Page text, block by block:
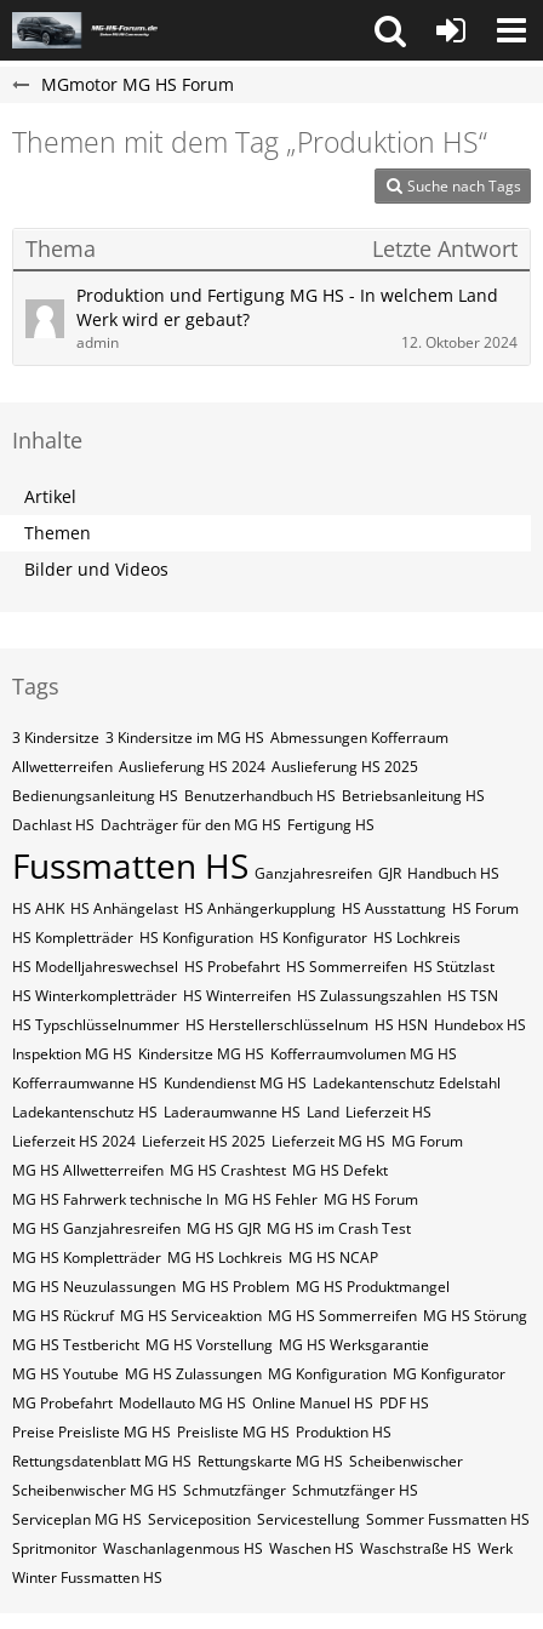
MGmotor MG HS Forum
Themen mit dem Tag „Produktion HS“
Suche nach Tags
Thema Letzte Antwort
Produktion und Fertigung MG HS - In welchem Land
Werk wird er gebaut?
admin 12. Oktober 2024
Inhalte
Artikel
Themen
Bilder und Videos
Tags
3 Kindersitze 3 Kindersitze im MG HS Abmessungen Kofferraum
Allwetterreifen Auslieferung HS 2024 Auslieferung HS 2025
Bedienungsanleitung HS Benutzerhandbuch HS Betriebsanleitung HS
Dachlast HS Dachträger für den MG HS Fertigung HS
Fussmatten HS Ganzjahresreifen GJR Handbuch HS
HS AHK HS Anhängelast HS Anhängerkupplung HS Ausstattung HS Forum
HS Kompletträder HS Konfiguration HS Konfigurator HS Lochkreis
HS Modelljahreswechsel HS Probefahrt HS Sommerreifen HS Stützlast
HS Winterkompletträder HS Winterreifen HS Zulassungszahlen HS​​​​ TSN
HS​​​​ Typschlüsselnummer HS​​​​​ Herstellerschlüsselnum HS​​​​​ HSN Hundebox HS
Inspektion MG HS Kindersitze MG HS Kofferraumvolumen MG HS
Kofferraumwanne HS Kundendienst MG HS Ladekantenschutz Edelstahl
Ladekantenschutz HS Laderaumwanne HS Land Lieferzeit HS
Lieferzeit HS 2024 Lieferzeit HS 2025 Lieferzeit MG HS MG Forum
MG HS Allwetterreifen MG HS Crashtest MG HS Defekt
MG HS Fahrwerk technische In MG HS Fehler MG HS Forum
MG HS Ganzjahresreifen MG HS GJR MG HS im Crash Test
MG HS Kompletträder MG HS Lochkreis MG HS NCAP
MG HS Neuzulassungen MG HS Problem MG HS Produktmangel
MG HS Rückruf MG HS Serviceaktion MG HS Sommerreifen MG HS Störung
MG HS Testbericht MG HS Vorstellung MG HS Werksgarantie
MG HS Youtube MG HS Zulassungen MG Konfiguration MG Konfigurator
MG Probefahrt Modellauto MG HS Online Manuel HS PDF HS
Preise Preisliste MG HS Preisliste MG HS Produktion HS
Rettungsdatenblatt MG HS Rettungskarte MG HS Scheibenwischer
Scheibenwischer MG​ HS Schmutzfänger Schmutzfänger HS
Serviceplan MG HS Serviceposition Servicestellung Sommer Fussmatten HS
Spritmonitor Waschanlagenmous HS Waschen HS Waschstraße HS Werk
Winter Fussmatten HS